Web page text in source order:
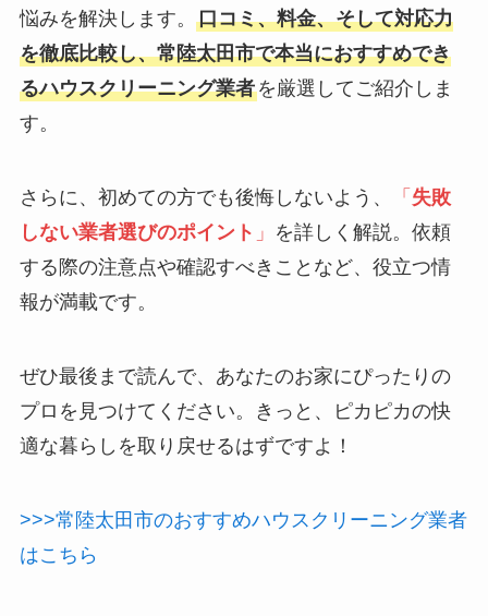
悩みを解決します。 口コミ、料金、そして対応力
を徹底比較し、常陸太田市で本当におすすめでき
るハウスクリーニング業者を厳選してご紹介しま
す。
さらに、初めての方でも後悔しないよう、 「 失敗
しない業者選びのポイント 」 を詳しく解説。依頼
する際の注意点や確認すべきことなど、役立つ情
報が満載です。
ぜひ最後まで読んで、あなたのお家にぴったりの
プロを見つけてください。きっと、ピカピカの快
適な暮らしを取り戻せるはずですよ！
>>>常陸太田市のおすすめハウスクリーニング業者
はこちら